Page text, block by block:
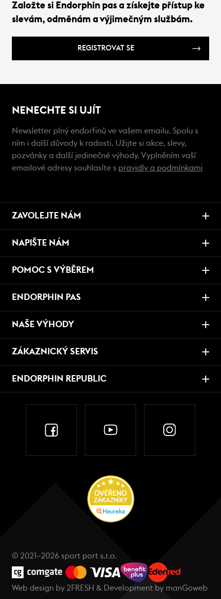
Založte si Endorphin pas a získejte přístup ke
slevám, odměnám a výjimečným službám.
REGISTROVAT SE
NENECHTE SI UJÍT
Newsletter plný endorfinů ve vašem emailu. Spolu s
ním i další důvody k radosti. Užijte si akce, slevy,
pozvánky a další jedinečné výhody. Vyplněním vaší
emailové adresy souhlasíte s pravidly a podmínkami
ZAVOLEJTE NÁM
NAPIŠTE NÁM
POMOC S VÝBĚREM
ENDORPHIN PAS
NAŠE VÝHODY
ZÁKAZNICKÝ SERVIS
ENDORPHIN REPUBLIC
© 2021–2026 sport port s.r.o.
Web design by 2FRESH & Development by manGoweb